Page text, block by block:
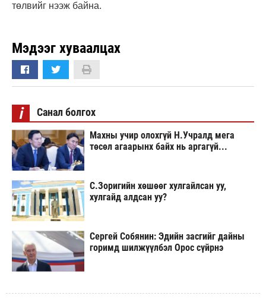
төлвийг нээж байна.
Мэдээг хуваалцах
i Санал болгох
Махны учир олохгүй Н.Учралд мега
төсөл агаарынх байх нь аргагүй...
С.Зоригийн хөшөөг хулгайлсан уу,
хулгайд алдсан уу?
Сергей Собянин: Эдийн засгийг дайны
горимд шилжүүлбэл Орос сүйрнэ